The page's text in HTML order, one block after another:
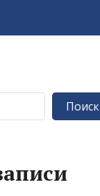
Поиск